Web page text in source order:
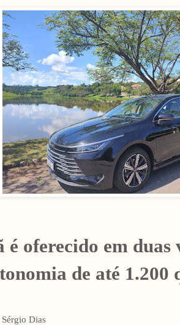
é oferecido em duas
de até 1.200
Dias